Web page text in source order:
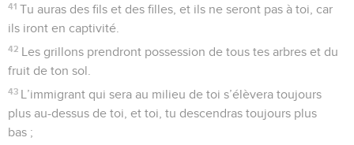
41 Tu auras des fils et des filles, et ils ne seront pas à toi, car
ils iront en captivité.
42 Les grillons prendront possession de tous tes arbres et du
fruit de ton sol.
43 L’immigrant qui sera au milieu de toi s’élèvera toujours
plus au-dessus de toi, et toi, tu descendras toujours plus
bas ;